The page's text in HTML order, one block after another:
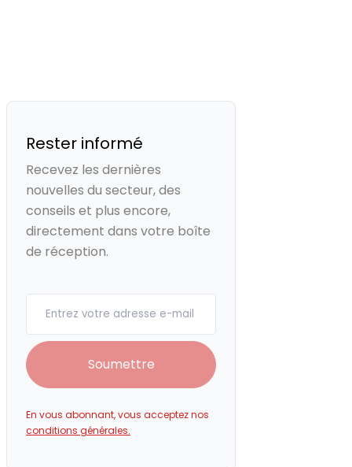
Rester informé
Recevez les dernières
nouvelles du secteur, des
conseils et plus encore,
directement dans votre boîte
de réception.
Soumettre
En vous abonnant, vous acceptez nos
conditions générales.